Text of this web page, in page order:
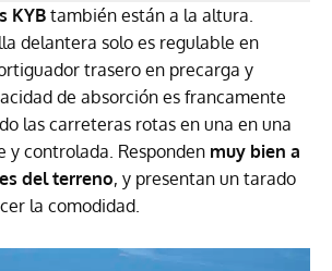
KYB también están a la altura.
delantera solo es regulable en
trasero en precarga y
de absorción es francamente
las carreteras rotas en una en una
y controlada. Responden muy bien a
del terreno, y presentan un tarado
la comodidad.